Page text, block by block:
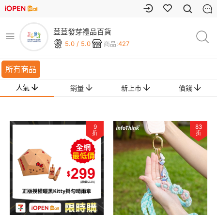
荳荳發芽禮品百貨
5.0 / 5.0 商品:427
所有商品
人氣 銷量 新上市 價錢
9
折
83
折